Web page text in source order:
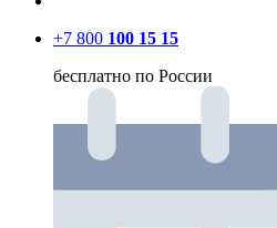
+7 800 100 15 15
бесплатно по России